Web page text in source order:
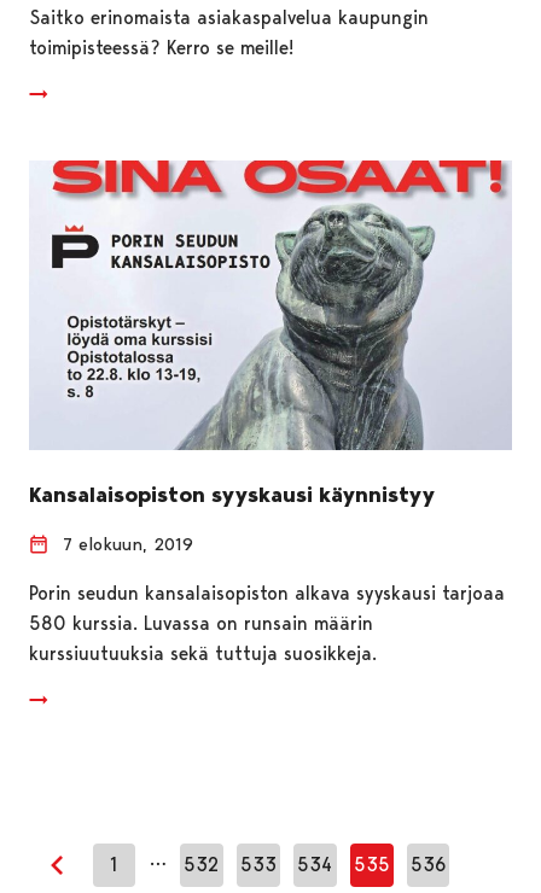
Saitko erinomaista asiakaspalvelua kaupungin
toimipisteessä? Kerro se meille!
Kansalaisopiston syyskausi käynnistyy
7 elokuun, 2019
Porin seudun kansalaisopiston alkava syyskausi tarjoaa
580 kurssia. Luvassa on runsain määrin
kurssiuutuuksia sekä tuttuja suosikkeja.
Edellinen sivu
1 … 532 533 534 535 536